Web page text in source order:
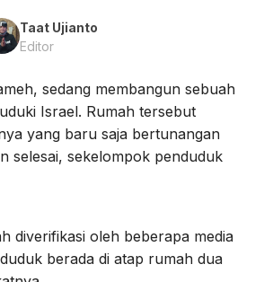
Taat Ujianto
Editor
sedang membangun sebuah
Israel. Rumah tersebut
yang baru saja bertunangan
selesai, sekelompok penduduk
diverifikasi oleh beberapa media
berada di atap rumah dua